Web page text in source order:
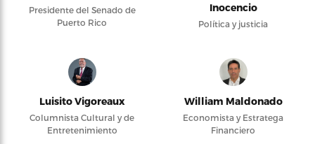
Presidente del Senado de
Puerto Rico
Inocencio
Política y justicia
Luisito Vigoreaux
Columnista Cultural y de
Entretenimiento
William Maldonado
Economista y Estratega
Financiero